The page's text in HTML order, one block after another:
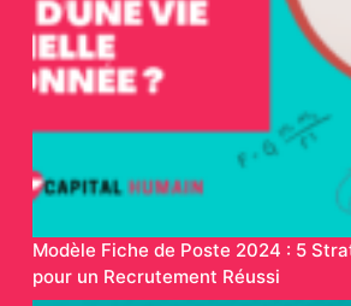
Modèle Fiche de Poste 2024 : 5
pour un Recrutement Réussi